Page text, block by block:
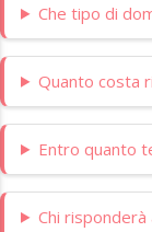
Che tipo di
Quanto costa
Entro quanto
Chi risponderà